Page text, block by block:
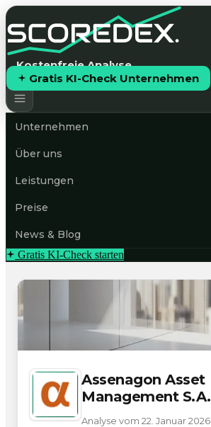
Kostenfreie Analyse
Gratis KI-Check Unternehmen
Unternehmen
Über uns
Leistungen
Preise
News & Blog
Gratis KI-Check starten
Assenagon Asset
Management S.A.
Analyse vom 22. Januar 2026